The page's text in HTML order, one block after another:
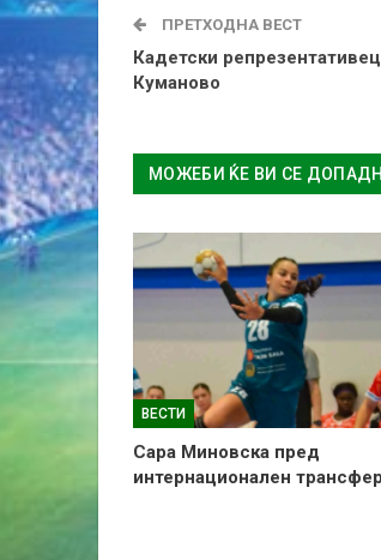
ПРЕТХОДНА ВЕСТ
Кадетски
Куманово
МОЖЕБИ ЌЕ ВИ СЕ
ВЕСТИ
Сара Миновска пред
интернационален трансфер